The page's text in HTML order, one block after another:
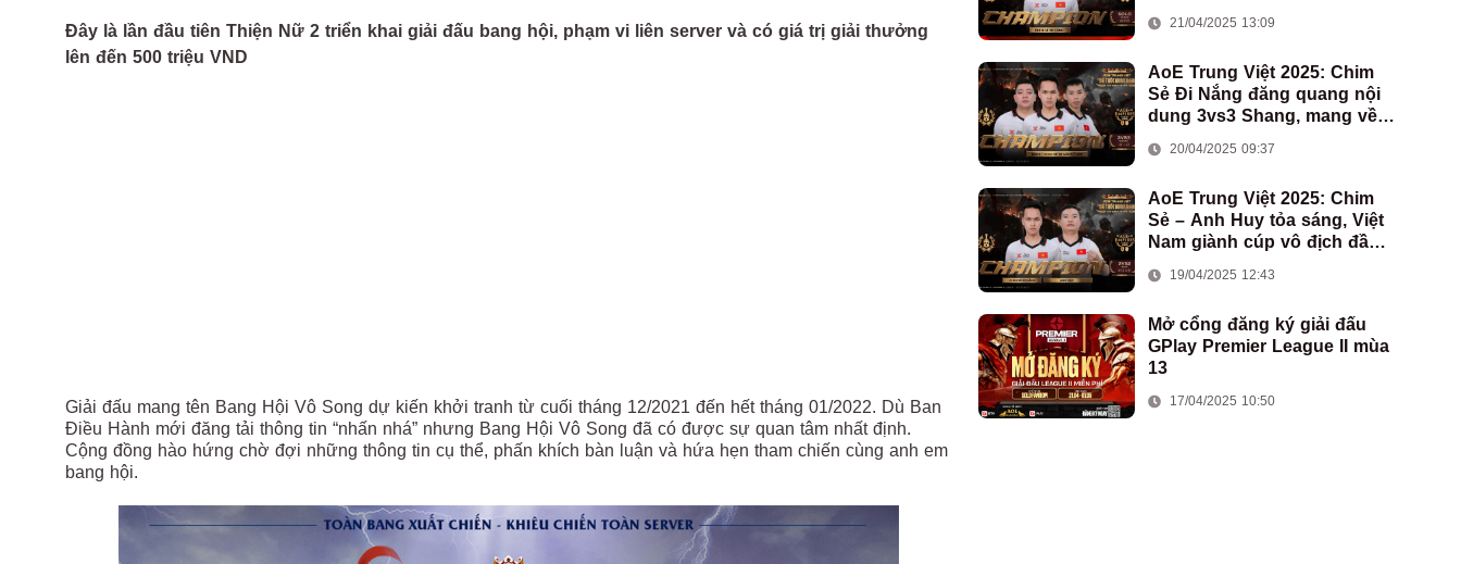
Đây là lần đầu tiên Thiện Nữ 2 triển khai giải đấu bang hội, phạm vi liên server và có giá trị giải thưởng
lên đến 500 triệu VND
Giải đấu mang tên Bang Hội Vô Song dự kiến khởi tranh từ cuối tháng 12/2021 đến hết tháng 01/2022. Dù Ban
Điều Hành mới đăng tải thông tin “nhấn nhá” nhưng Bang Hội Vô Song đã có được sự quan tâm nhất định.
Cộng đồng hào hứng chờ đợi những thông tin cụ thể, phấn khích bàn luận và hứa hẹn tham chiến cùng anh em
bang hội.
Việt Nam
21/04/2025 13:09
AoE Trung Việt 2025: Chim
Sẻ Đi Nắng đăng quang nội
dung 3vs3 Shang, mang về
đoàn AoE Việt Nam
20/04/2025 09:37
AoE Trung Việt 2025: Chim
Sẻ – Anh Huy tỏa sáng, Việt
Nam giành cúp vô địch đầu
19/04/2025 12:43
Mở cổng đăng ký giải đấu
GPlay Premier League II mùa
13
17/04/2025 10:50